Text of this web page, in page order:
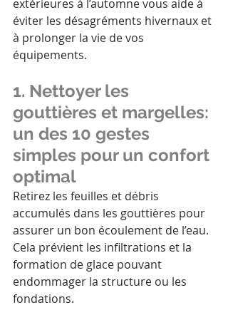
extérieures à l’automne vous aide à
éviter les désagréments hivernaux et
à prolonger la vie de vos
équipements.
1. Nettoyer les
gouttières et margelles:
un des 10 gestes
simples pour un confort
optimal
Retirez les feuilles et débris
accumulés dans les gouttières pour
assurer un bon écoulement de l’eau.
Cela prévient les infiltrations et la
formation de glace pouvant
endommager la structure ou les
fondations.